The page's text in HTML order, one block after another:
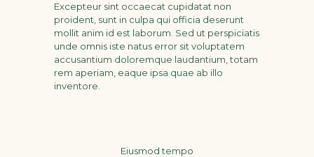
Excepteur sint occaecat cupidatat non
proident, sunt in culpa qui officia deserunt
mollit anim id est laborum. Sed ut perspiciatis
unde omnis iste natus error sit voluptatem
accusantium doloremque laudantium, totam
rem aperiam, eaque ipsa quae ab illo
inventore.
Eiusmod tempo